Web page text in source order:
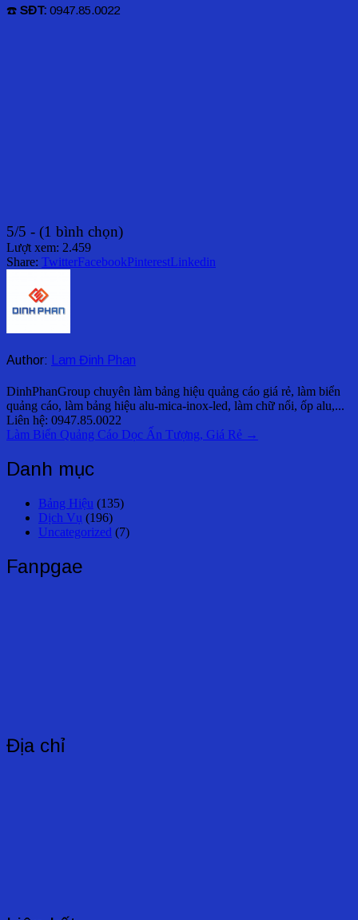
☎️ SĐT: 0947.85.0022
5/5 - (1 bình chọn)
Lượt xem: 2.459
Share: TwitterFacebookPinterestLinkedin
Author: Lam Đinh Phan
DinhPhanGroup chuyên làm bảng hiệu quảng cáo giá rẻ, làm biển
quảng cáo, làm bảng hiệu alu-mica-inox-led, làm chữ nổi, ốp alu,...
Liên hệ: 0947.85.0022
Điều
hướng
bài
viết
Làm Biển Quảng Cáo Dọc Ấn Tượng, Giá Rẻ →
Danh mục
Bảng Hiệu (135)
Dịch Vụ (196)
Uncategorized (7)
Fanpgae
Địa chỉ